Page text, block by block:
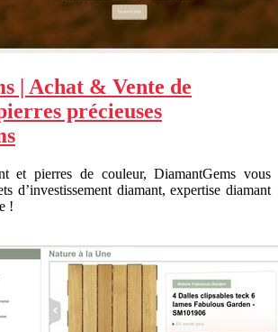
| Achat & Vente de
précieuses
et pierres de couleur, DiamantGems vous
d’investissement diamant, expertise diamant
!